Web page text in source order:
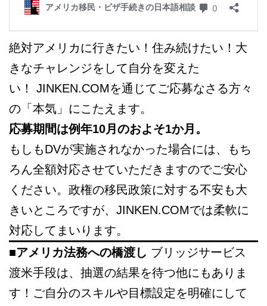
絶対アメリカに行きたい！住み続けたい！大
きなチャレンジをして自分を変えた
い！ JINKEN.COMを通じてご応募なさる方々
の「本気」にこたえます。
応募期間は例年10月のおよそ1か月。
もしもDVが実施されなかった場合には、もち
ろん全額対応させていただきますのでご安心
ください。政権の移民政策に対する不安も大
きいところですが、JINKEN.COMでは柔軟に
対応してまいります。
■アメリカ法務への橋渡し ブリッジサービス
渡米手段は、抽選の結果を待つ他にもありま
す！ご自分のスキルや目標設定を明確にして